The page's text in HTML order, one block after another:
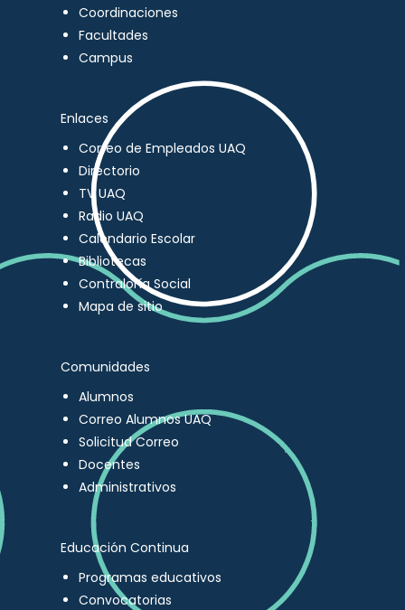
Coordinaciones
Facultades
Campus
Enlaces
Correo de Empleados UAQ
Directorio
TV UAQ
Radio UAQ
Calendario Escolar
Bibliotecas
Contraloría Social
Mapa de sitio
Comunidades
Alumnos
Correo Alumnos UAQ
Solicitud Correo
Docentes
Administrativos
Educación Continua
Programas educativos
Convocatorias